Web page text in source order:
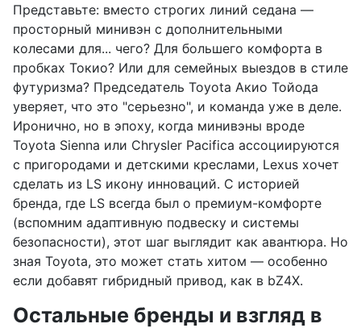
Представьте: вместо строгих линий седана —
просторный минивэн с дополнительными
колесами для... чего? Для большего комфорта в
пробках Токио? Или для семейных выездов в стиле
футуризма? Председатель Toyota Акио Тойода
уверяет, что это "серьезно", и команда уже в деле.
Иронично, но в эпоху, когда минивэны вроде
Toyota Sienna или Chrysler Pacifica ассоциируются
с пригородами и детскими креслами, Lexus хочет
сделать из LS икону инноваций. С историей
бренда, где LS всегда был о премиум-комфорте
(вспомним адаптивную подвеску и системы
безопасности), этот шаг выглядит как авантюра. Но
зная Toyota, это может стать хитом — особенно
если добавят гибридный привод, как в bZ4X.
Остальные бренды и взгляд в